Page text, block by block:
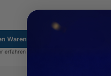
Warenkorb
erfahren ›